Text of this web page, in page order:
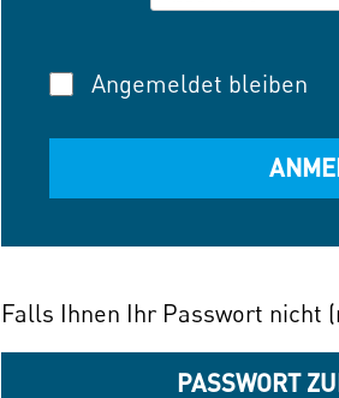
Angemeldet bleiben
Falls Ihnen Ihr Passwort nicht
PASSWORT